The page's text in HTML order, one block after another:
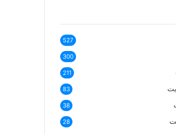
527
300
211
83
38
28